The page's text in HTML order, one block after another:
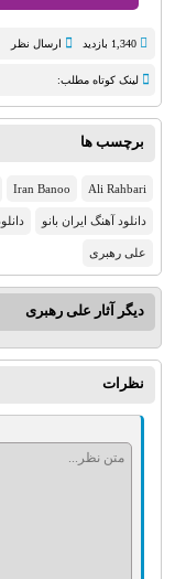
1,340 بازدید ارسال نظر
لینک کوتاه مطلب:
برچسب ها
Ali Rahbari
Iran Banoo
دانلود آهنگ ایران بانو
علی رهبری
دیگر آثار علی رهبری
نظرات